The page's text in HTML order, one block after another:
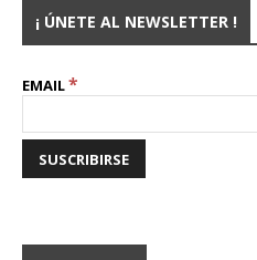
¡ ÚNETE AL NEWSLETTER !
EMAIL*